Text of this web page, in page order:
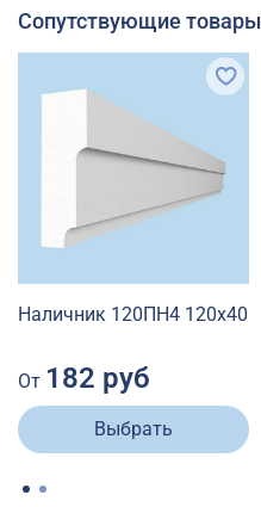
Сопутствующие товары
Наличник 120ПН4 120х40
От 182 руб
Выбрать